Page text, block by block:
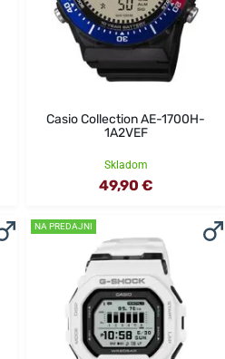
Casio Collection AE-1700H-
1A2VEF
Skladom
49,90 €
NA PREDAJNI